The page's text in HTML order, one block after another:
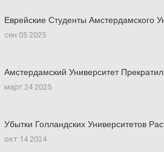
Еврейские Студенты Амстердамского
сен 05 2025
Амстердамский Университет
март 24 2025
Убытки Голландских Университетов
окт 14 2024